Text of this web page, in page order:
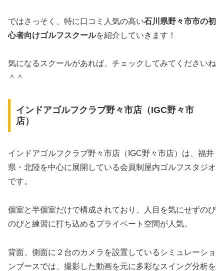
ではさっそく、特に口コミ人気の高い石川県野々市市の初
心者向けゴルフスクールを紹介していきます！
気になるスクールがあれば、チェックしてみてくださいね
＾＾
インドアゴルフクラブ野々市店（IGC野々市
店）
インドアゴルフクラブ野々市店（IGC野々市店）は、福井
県・北陸を中心に展開している会員制屋内ゴルフスタジオ
です。
個室と半個室だけで構成されており、人目を気にせずのび
のびと練習に打ち込めるプライベート空間が人気。
背面、側面に２台のカメラを設置しているシミュレーショ
ンブースでは、撮影した動画を元に多彩なスイング分析を